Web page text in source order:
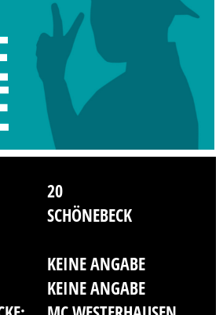
20
SCHÖNEBECK
KEINE ANGABE
KEINE ANGABE